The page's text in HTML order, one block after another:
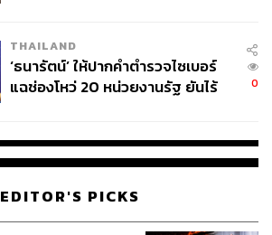
จ่ายหนี้-แอบระบุแบรนด์
THAILAND
‘ธนารัตน์’ ให้ปากคำตำรวจไซเบอร์
แฉช่องโหว่ 20 หน่วยงานรัฐ ยันไร้
0
EDITOR'S PICKS